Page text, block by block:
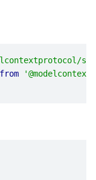
from